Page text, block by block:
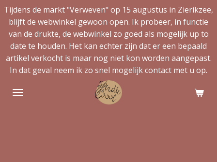
Ga
direct
naar
de
hoofdinhoud
Tijdens de markt "Verweven" op 15 augustus in Zierikzee,
blijft de webwinkel gewoon open. Ik probeer, in functie
van de drukte, de webwinkel zo goed als mogelijk up to
date te houden. Het kan echter zijn dat er een bepaald
artikel verkocht is maar nog niet kon worden aangepast.
In dat geval neem ik zo snel mogelijk contact met u op.